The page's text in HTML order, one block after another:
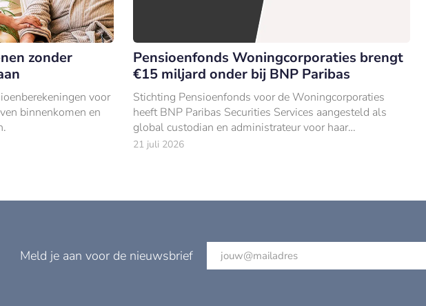
zonder
voor
binnenkomen en
Pensioenfonds Woningcorporaties brengt
€15 miljard onder bij BNP Paribas
Stichting Pensioenfonds voor de Woningcorporaties
heeft BNP Paribas Securities Services aangesteld als
global custodian en administrateur voor haar
beleggingen van €15 mld (per 31 december 2025).
21 juli 2026
Meld je aan voor de nieuwsbrief